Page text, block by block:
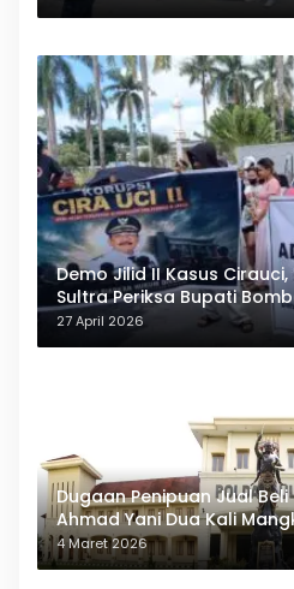
Demo Jilid II Kasus
Sultra Periksa Bupati
27 April 2026
Dugaan Penipuan Jual
Ahmad Yani Dua Kali
Polda Sultra
4 Maret 2026